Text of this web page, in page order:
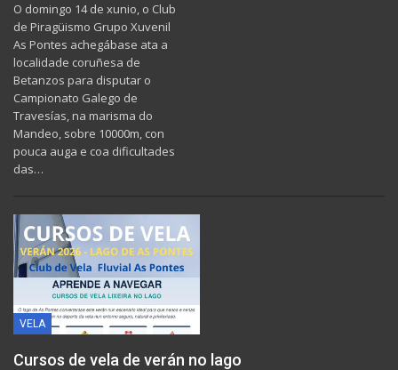
O domingo 14 de xunio, o Club
de Piragüismo Grupo Xuvenil
As Pontes achegábase ata a
localidade coruñesa de
Betanzos para disputar o
Campionato Galego de
Travesías, na marisma do
Mandeo, sobre 10000m, con
pouca auga e coa dificultades
das…
VELA
Cursos de vela de verán no lago